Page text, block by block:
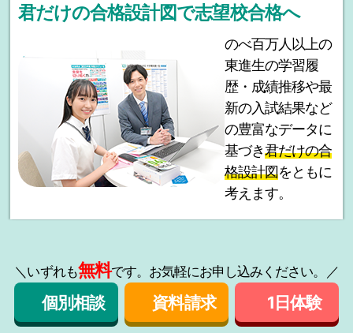
君だけの合格設計図で志望校合格へ
のべ百万人以上の
東進生の学習履
歴・成績推移や最
新の入試結果など
の豊富なデータに
基づき君だけの合
格設計図をともに
考えます。
＼いずれも無料です。お気軽にお申し込みください。／
個別相談 資料請求 1日体験